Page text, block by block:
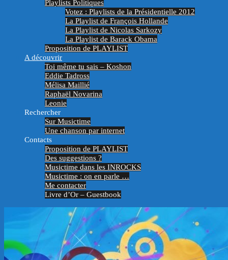
Playlists Politiques
Votez : Playlists de la Présidentielle 2012
La Playlist de François Hollande
La Playlist de Nicolas Sarkozy
La Playlist de Barack Obama
Proposition de PLAYLIST
A découvrir
Toi même tu sais – Koshon
Eddie Tadross
Mélisa Maillié
Raphaël Novarina
Leonie
Rechercher
Sur Musictime
Une chanson par internet
Contacts
Proposition de PLAYLIST
Des suggestions ?
Musictime dans les INROCKS
Musictime : on en parle …
Me contacter
Livre d’Or – Guestbook